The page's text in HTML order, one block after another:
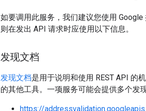
如要调用此服务，我们建议您使用 Google
则在发出 API 请求时应使用以下信息。
发现文档
发现文档是用于说明和使用 REST API 的
的其他工具。一项服务可能会提供多个发
https://